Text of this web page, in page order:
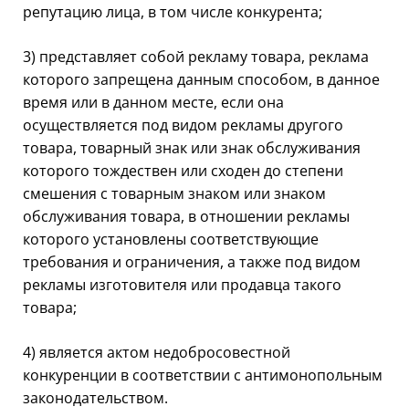
репутацию лица, в том числе конкурента;
3) представляет собой рекламу товара, реклама
которого запрещена данным способом, в данное
время или в данном месте, если она
осуществляется под видом рекламы другого
товара, товарный знак или знак обслуживания
которого тождествен или сходен до степени
смешения с товарным знаком или знаком
обслуживания товара, в отношении рекламы
которого установлены соответствующие
требования и ограничения, а также под видом
рекламы изготовителя или продавца такого
товара;
4) является актом недобросовестной
конкуренции в соответствии с антимонопольным
законодательством.